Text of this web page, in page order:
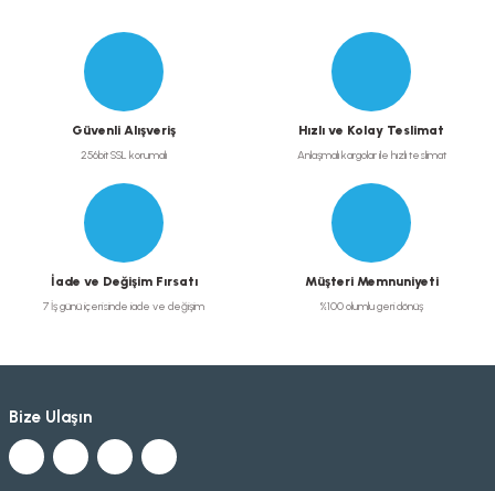
Güvenli Alışveriş
256bit SSL korumalı
Hızlı ve Kolay Teslimat
Anlaşmalı kargolar ile hızlı teslimat
İade ve Değişim Fırsatı
7 İş günü içerisinde iade ve değişim
Müşteri Memnuniyeti
%100 olumlu geri dönüş
Bize Ulaşın